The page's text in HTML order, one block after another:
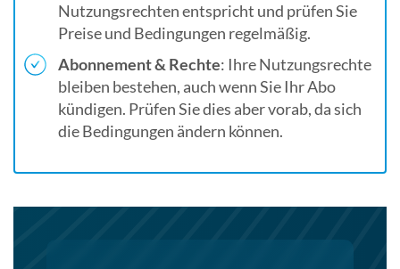
Nutzungsrechten entspricht und prüfen Sie
Preise und Bedingungen regelmäßig.
Abonnement & Rechte: Ihre Nutzungsrechte
bleiben bestehen, auch wenn Sie Ihr Abo
kündigen. Prüfen Sie dies aber vorab, da sich
die Bedingungen ändern können.